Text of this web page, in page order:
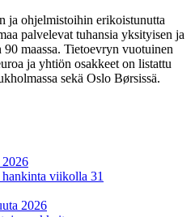
ja ohjelmistoihin erikoistunutta
palvelevat tuhansia yksityisen ja
maassa. Tietoevryn vuotuinen
ja yhtiön osakkeet on listattu
sekä Oslo Børsissä.
viikolla 31
2026